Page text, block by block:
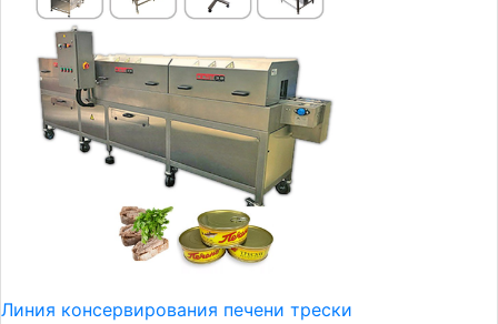
Линия консервирования печени трески